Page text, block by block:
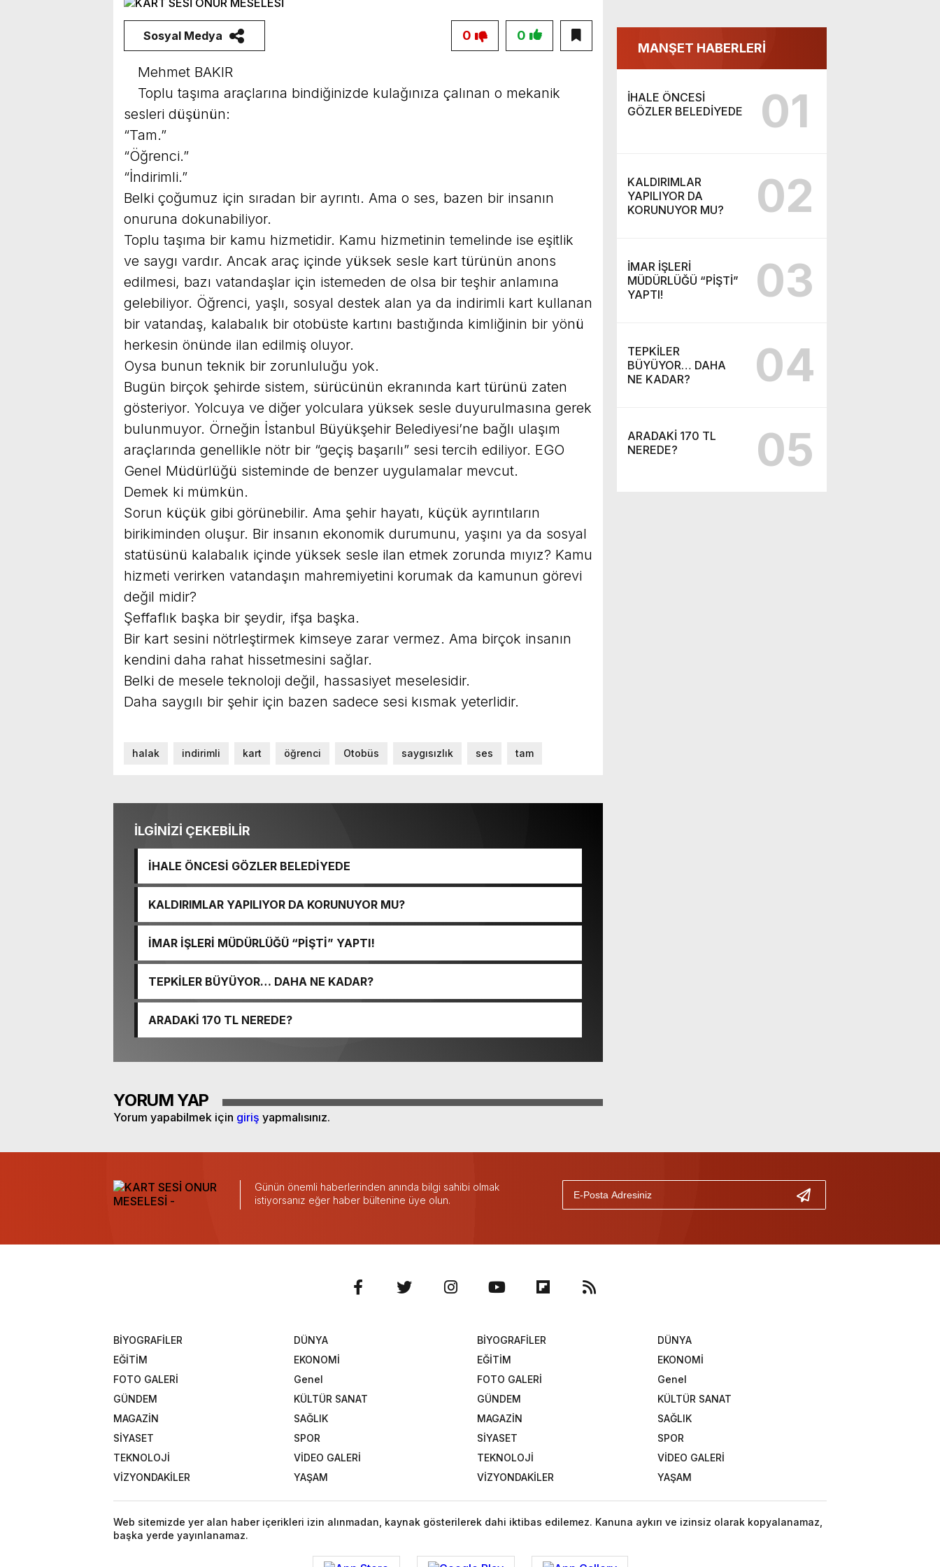
MANŞET HABERLERİ
İHALE ÖNCESİ
GÖZLER BELEDİYEDE
01
KALDIRIMLAR
YAPILIYOR DA
KORUNUYOR MU?
02
İMAR İŞLERİ
MÜDÜRLÜĞÜ “PİŞTİ”
YAPTI!
03
TEPKİLER
BÜYÜYOR… DAHA
NE KADAR?
04
ARADAKİ 170 TL
NEREDE?
05
Sosyal Medya 0
0
Mehmet BAKIR
Toplu taşıma araçlarına bindiğinizde kulağınıza çalınan o mekanik
sesleri düşünün:
“Tam.”
“Öğrenci.”
“İndirimli.”
Belki çoğumuz için sıradan bir ayrıntı. Ama o ses, bazen bir insanın
onuruna dokunabiliyor.
Toplu taşıma bir kamu hizmetidir. Kamu hizmetinin temelinde ise eşitlik
ve saygı vardır. Ancak araç içinde yüksek sesle kart türünün anons
edilmesi, bazı vatandaşlar için istemeden de olsa bir teşhir anlamına
gelebiliyor. Öğrenci, yaşlı, sosyal destek alan ya da indirimli kart kullanan
bir vatandaş, kalabalık bir otobüste kartını bastığında kimliğinin bir yönü
herkesin önünde ilan edilmiş oluyor.
Oysa bunun teknik bir zorunluluğu yok.
Bugün birçok şehirde sistem, sürücünün ekranında kart türünü zaten
gösteriyor. Yolcuya ve diğer yolculara yüksek sesle duyurulmasına gerek
bulunmuyor. Örneğin İstanbul Büyükşehir Belediyesi’ne bağlı ulaşım
araçlarında genellikle nötr bir “geçiş başarılı” sesi tercih ediliyor. EGO
Genel Müdürlüğü sisteminde de benzer uygulamalar mevcut.
Demek ki mümkün.
Sorun küçük gibi görünebilir. Ama şehir hayatı, küçük ayrıntıların
birikiminden oluşur. Bir insanın ekonomik durumunu, yaşını ya da sosyal
statüsünü kalabalık içinde yüksek sesle ilan etmek zorunda mıyız? Kamu
hizmeti verirken vatandaşın mahremiyetini korumak da kamunun görevi
değil midir?
Şeffaflık başka bir şeydir, ifşa başka.
Bir kart sesini nötrleştirmek kimseye zarar vermez. Ama birçok insanın
kendini daha rahat hissetmesini sağlar.
Belki de mesele teknoloji değil, hassasiyet meselesidir.
Daha saygılı bir şehir için bazen sadece sesi kısmak yeterlidir.
halak indirimli kart öğrenci Otobüs saygısızlık ses tam
İLGİNİZİ ÇEKEBİLİR
İHALE ÖNCESİ GÖZLER BELEDİYEDE
KALDIRIMLAR YAPILIYOR DA KORUNUYOR MU?
İMAR İŞLERİ MÜDÜRLÜĞÜ “PİŞTİ” YAPTI!
TEPKİLER BÜYÜYOR… DAHA NE KADAR?
ARADAKİ 170 TL NEREDE?
YORUM YAP
Yorum yapabilmek için giriş yapmalısınız.
Günün önemli haberlerinden anında bilgi sahibi olmak
istiyorsanız eğer haber bültenine üye olun.
BİYOGRAFİLER
DÜNYA
EĞİTİM
EKONOMİ
FOTO GALERİ
Genel
GÜNDEM
KÜLTÜR SANAT
MAGAZİN
SAĞLIK
SİYASET
SPOR
TEKNOLOJİ
VİDEO GALERİ
VİZYONDAKİLER
YAŞAM
BİYOGRAFİLER
DÜNYA
EĞİTİM
EKONOMİ
FOTO GALERİ
Genel
GÜNDEM
KÜLTÜR SANAT
MAGAZİN
SAĞLIK
SİYASET
SPOR
TEKNOLOJİ
VİDEO GALERİ
VİZYONDAKİLER
YAŞAM
Web sitemizde yer alan haber içerikleri izin alınmadan, kaynak gösterilerek dahi iktibas edilemez. Kanuna aykırı ve izinsiz olarak kopyalanamaz,
başka yerde yayınlanamaz.